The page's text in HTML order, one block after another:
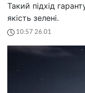
Такий підхід
якість зелені.
10:57 26.01